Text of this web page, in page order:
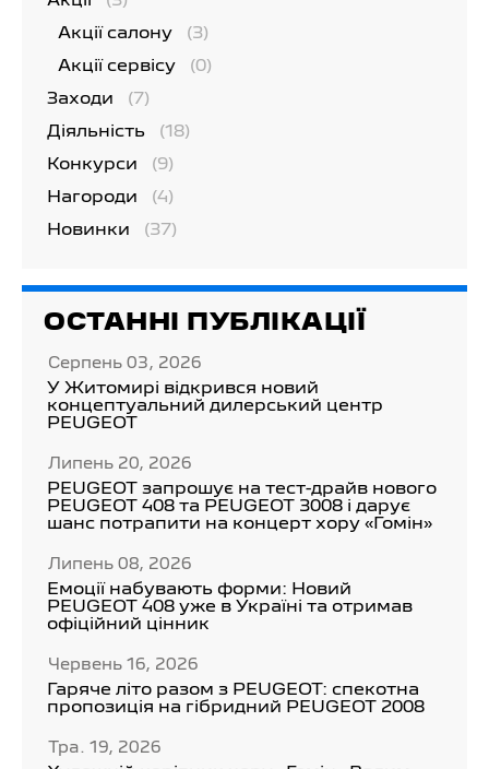
Акції салону (3)
Акції сервісу (0)
Заходи (7)
Діяльність (18)
Конкурси (9)
Нагороди (4)
Новинки (37)
ОСТАННІ ПУБЛІКАЦІЇ
Серпень 03, 2026
У Житомирі відкрився новий
концептуальний дилерський центр
PEUGEOT
Липень 20, 2026
PEUGEOT запрошує на тест-драйв нового
PEUGEOT 408 та PEUGEOT 3008 і дарує
шанс потрапити на концерт хору «Гомін»
Липень 08, 2026
Емоції набувають форми: Новий
PEUGEOT 408 уже в Україні та отримав
офіційний цінник
Червень 16, 2026
Гаряче літо разом з PEUGEOT: спекотна
пропозиція на гібридний PEUGEOT 2008
Тра. 19, 2026